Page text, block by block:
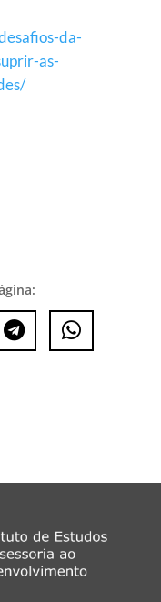
da-
as-
 